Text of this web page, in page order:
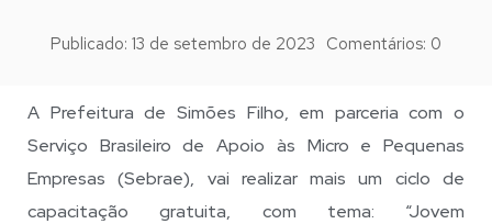
Publicado: 13 de setembro de 2023 Comentários: 0
A Prefeitura de Simões Filho, em parceria com o
Serviço Brasileiro de Apoio às Micro e Pequenas
Empresas (Sebrae), vai realizar mais um ciclo de
capacitação gratuita, com tema: “Jovem